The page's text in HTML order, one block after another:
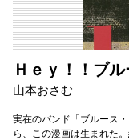
Ｈｅｙ！！ブ
山本おさむ
実在のバンド「ブルース
ら、この漫画は生まれた